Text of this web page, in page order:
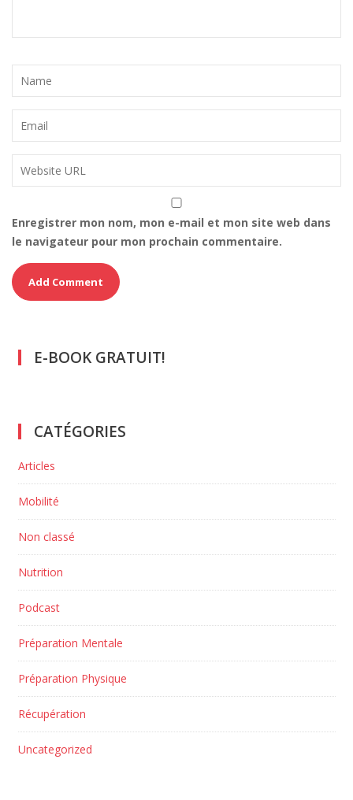
Enregistrer mon nom, mon e-mail et mon site web dans
le navigateur pour mon prochain commentaire.
E-BOOK GRATUIT!
CATÉGORIES
Articles
Mobilité
Non classé
Nutrition
Podcast
Préparation Mentale
Préparation Physique
Récupération
Uncategorized